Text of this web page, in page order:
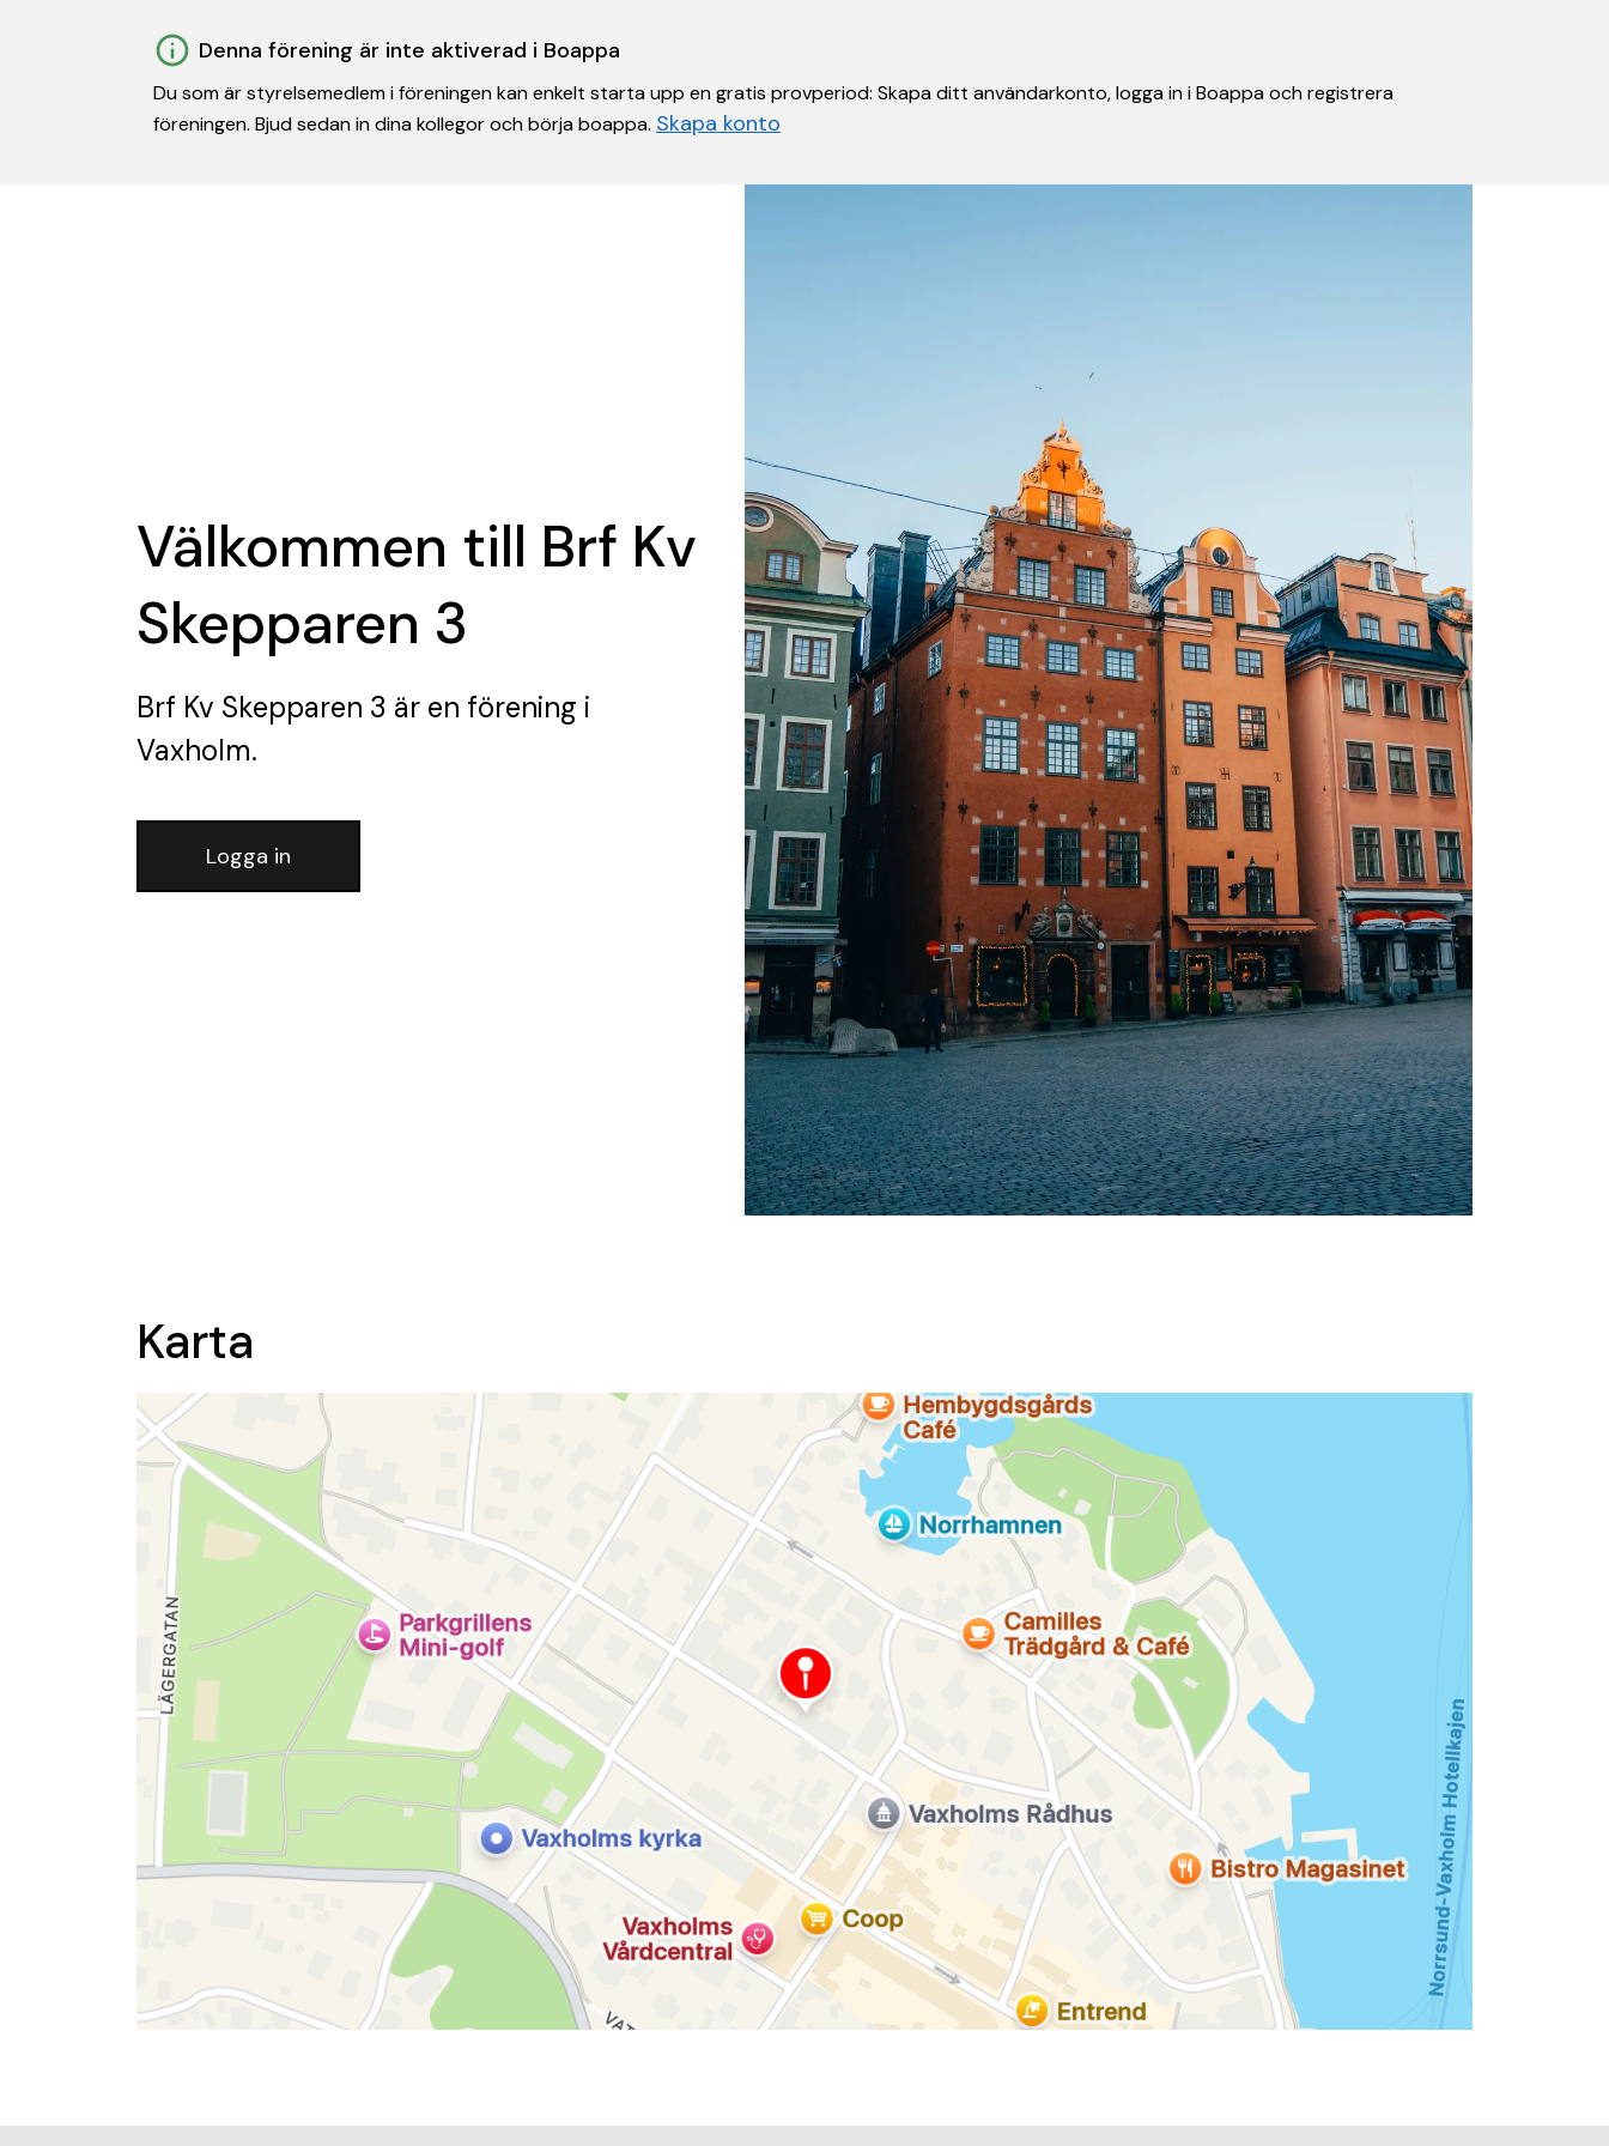
Denna förening är inte aktiverad i Boappa
Du som är styrelsemedlem i föreningen kan enkelt starta upp en gratis provperiod: Skapa ditt användarkonto, logga in i Boappa och registrera
föreningen. Bjud sedan in dina kollegor och börja boappa. Skapa konto
Välkommen till Brf Kv
Skepparen 3
Brf Kv Skepparen 3 är en förening i
Vaxholm.
Logga in
Karta